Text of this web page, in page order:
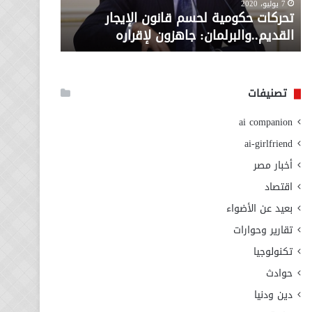
لإقراره
7 يوليو، 2020
تحركات حكومية لحسم قانون الإيجار
القديم..والبرلمان: جاهزون لإقراره
من
وزارة
الاجتماعي
تصنيفات
ai companion
ai-girlfriend
أخبار مصر
اقتصاد
بعيد عن الأضواء
تقارير وحوارات
تكنولوجيا
حوادث
دين ودنيا